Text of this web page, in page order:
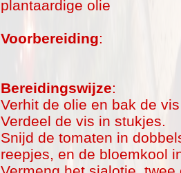
plantaardige olie
Voorbereiding:
Bereidingswijze:
Verhit de olie en bak de
Verdeel de vis in stukjes.
Snijd de tomaten in
reepjes, en de bloemkool